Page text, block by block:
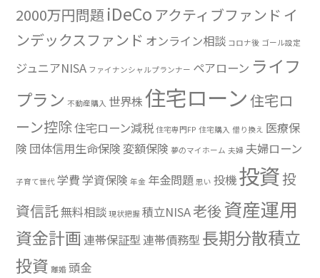
2000万円問題 iDeCo アクティブファンド イ
ンデックスファンド オンライン相談 コロナ後 ゴール設定
ジュニアNISA ファイナンシャルプランナー ペアローン ライフ
プラン 不動産購入 世界株住宅ローン住宅ロ
ーン控除住宅ローン減税 住宅専門FP 住宅購入 借り換え 医療保
険 団体信用生命保険変額保険 夢のマイホーム 夫婦 夫婦ローン
子育て世代 学費学資保険 年金 年金問題 思い 投機投資投
資信託無料相談 現状把握 積立NISA老後資産運用
資金計画 連帯保証型 連帯債務型 長期分散積立
投資 離婚 頭金